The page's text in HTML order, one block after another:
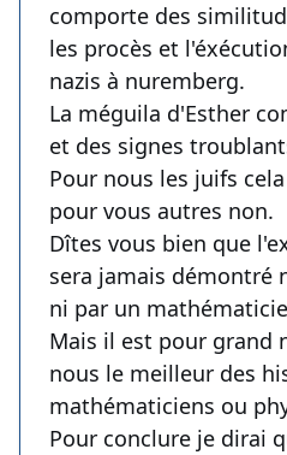
comporte des
les procès et
nazis à nuremberg.
La méguila d'Esther
et des signes
Pour nous les juifs
pour vous autres non.
Dîtes vous bien que
sera jamais démontré
ni par un
Mais il est pour grand
nous le meilleur des
mathématiciens ou
Pour conclure je dirai